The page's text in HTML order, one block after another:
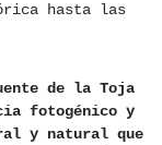
hasta las
de la Toja
fotogénico y
y natural que